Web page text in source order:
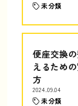
未分類
便座交換
えるため
方
2024.09.04
未分類